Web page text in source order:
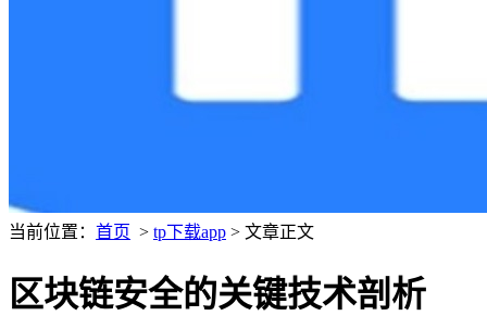
当前位置： 首页 > tp下载app > 文章正文
区块链安全的关键技术剖析